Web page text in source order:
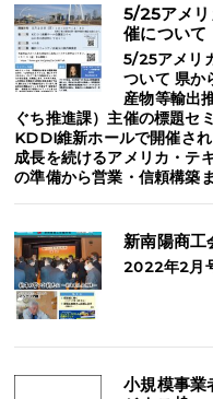
5/25アメリ
催について
5/25アメリ
ついて 県か
産物等輸出
ぐち推進課）主催の標題セ
KDDI維新ホールで開催さ
成長を続けるアメリカ・テ
の準備から営業・信頼構築
新南陽商
2022年2月
小規模事業